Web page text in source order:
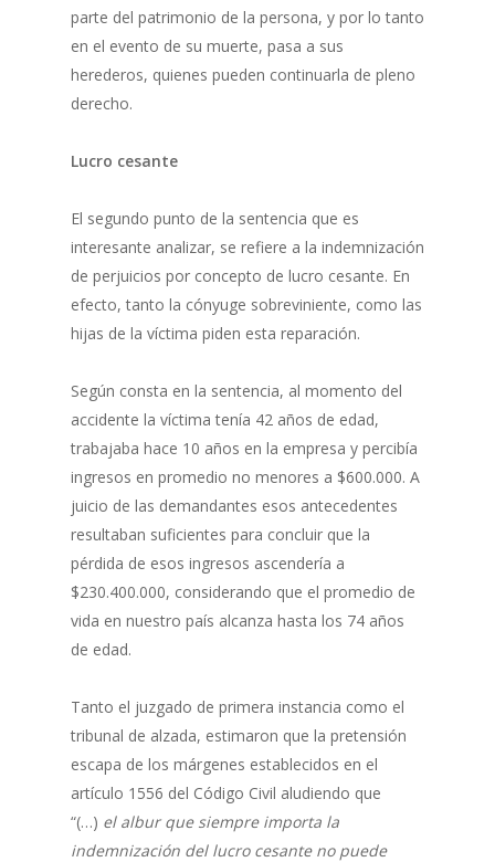
parte del patrimonio de la persona, y por lo tanto
en el evento de su muerte, pasa a sus
herederos, quienes pueden continuarla de pleno
derecho.
Lucro cesante
El segundo punto de la sentencia que es
interesante analizar, se refiere a la indemnización
de perjuicios por concepto de lucro cesante. En
efecto, tanto la cónyuge sobreviniente, como las
hijas de la víctima piden esta reparación.
Según consta en la sentencia, al momento del
accidente la víctima tenía 42 años de edad,
trabajaba hace 10 años en la empresa y percibía
ingresos en promedio no menores a $600.000. A
juicio de las demandantes esos antecedentes
resultaban suficientes para concluir que la
pérdida de esos ingresos ascendería a
$230.400.000, considerando que el promedio de
vida en nuestro país alcanza hasta los 74 años
de edad.
Tanto el juzgado de primera instancia como el
tribunal de alzada, estimaron que la pretensión
escapa de los márgenes establecidos en el
artículo 1556 del Código Civil aludiendo que
“(…) el albur que siempre importa la
indemnización del lucro cesante no puede